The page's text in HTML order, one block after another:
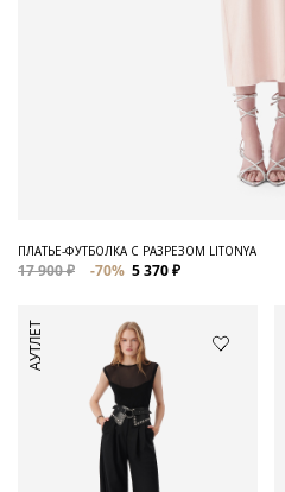
ПЛАТЬЕ-ФУТБОЛКА С РАЗРЕЗОМ LITONYA
17 900 ₽ -70% 5 370 ₽
АУТЛЕТ